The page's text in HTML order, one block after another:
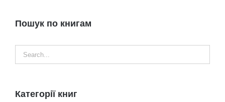
Пошук по книгам
Категорії книг